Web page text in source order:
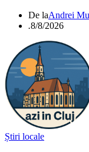
De laAndrei
.8/8/2026
Știri locale